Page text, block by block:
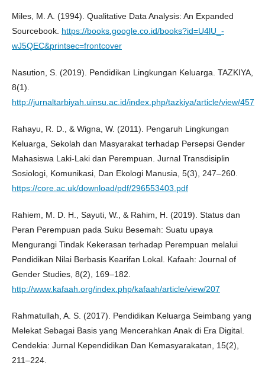
Miles, M. A. (1994). Qualitative Data Analysis: An Expanded
Sourcebook. https://books.google.co.id/books?id=U4lU_-
wJ5QEC&printsec=frontcover
Nasution, S. (2019). Pendidikan Lingkungan Keluarga. TAZKIYA,
8(1).
http://jurnaltarbiyah.uinsu.ac.id/index.php/tazkiya/article/view/457
Rahayu, R. D., & Wigna, W. (2011). Pengaruh Lingkungan
Keluarga, Sekolah dan Masyarakat terhadap Persepsi Gender
Mahasiswa Laki-Laki dan Perempuan. Jurnal Transdisiplin
Sosiologi, Komunikasi, Dan Ekologi Manusia, 5(3), 247–260.
https://core.ac.uk/download/pdf/296553403.pdf
Rahiem, M. D. H., Sayuti, W., & Rahim, H. (2019). Status dan
Peran Perempuan pada Suku Besemah: Suatu upaya
Mengurangi Tindak Kekerasan terhadap Perempuan melalui
Pendidikan Nilai Berbasis Kearifan Lokal. Kafaah: Journal of
Gender Studies, 8(2), 169–182.
http://www.kafaah.org/index.php/kafaah/article/view/207
Rahmatullah, A. S. (2017). Pendidikan Keluarga Seimbang yang
Melekat Sebagai Basis yang Mencerahkan Anak di Era Digital.
Cendekia: Jurnal Kependidikan Dan Kemasyarakatan, 15(2),
211–224.